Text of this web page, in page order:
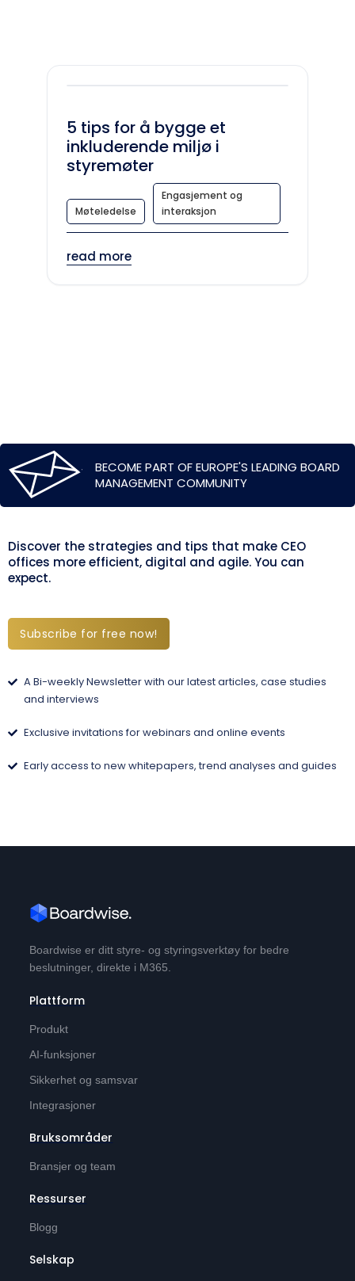
5 tips for å bygge et
inkluderende miljø i
styremøter
Møteledelse
Engasjement og
interaksjon
read more
BECOME PART OF EUROPE'S LEADING BOARD
MANAGEMENT COMMUNITY
Discover the strategies and tips that make CEO
offices more efficient, digital and agile. You can
expect.
Subscribe for free now!
A Bi-weekly Newsletter with our latest articles, case studies
and interviews
Exclusive invitations for webinars and online events
Early access to new whitepapers, trend analyses and guides
Boardwise er ditt styre- og styringsverktøy for bedre
beslutninger, direkte i M365.
Plattform
Produkt
AI-funksjoner
Sikkerhet og samsvar
Integrasjoner
Bruksområder
Bransjer og team
Ressurser
Blogg
Selskap